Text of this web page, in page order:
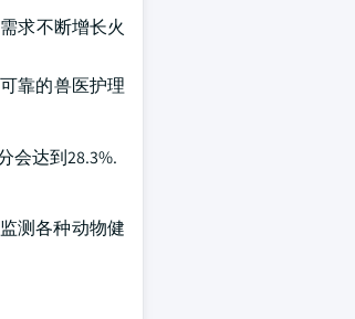
求不断增长火
靠的兽医护理
会达到28.3%.
测各种动物健